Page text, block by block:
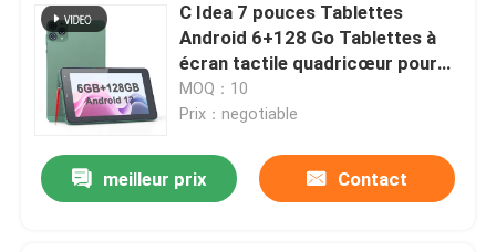
Contrôle de la qualité
Contact
nouvelles
C Idea 7 pouces Tablettes
Android 6+128 Go Tablettes à
écran tactile quadricœur pour
Studenet CM515 (vert)
MOQ：10
Prix：negotiable
meilleur prix Contact